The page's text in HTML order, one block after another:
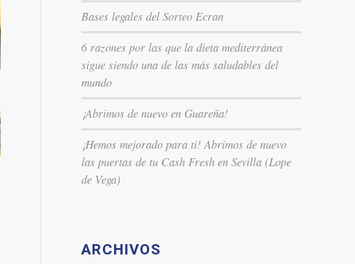
Bases legales del Sorteo Ecran
6 razones por las que la dieta mediterránea
sigue siendo una de las más saludables del
mundo
¡Abrimos de nuevo en Guareña!
¡Hemos mejorado para ti! Abrimos de nuevo
las puertas de tu Cash Fresh en Sevilla (Lope
de Vega)
ARCHIVOS